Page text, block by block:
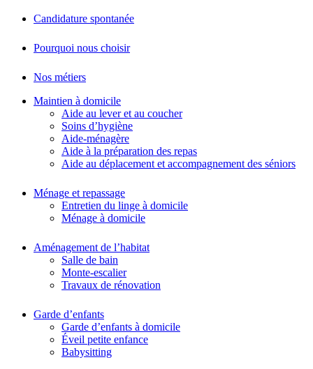
Candidature spontanée
Pourquoi nous choisir
Nos métiers
Maintien à domicile
Aide au lever et au coucher
Soins d’hygiène
Aide-ménagère
Aide à la préparation des repas
Aide au déplacement et accompagnement des séniors
Ménage et repassage
Entretien du linge à domicile
Ménage à domicile
Aménagement de l’habitat
Salle de bain
Monte-escalier
Travaux de rénovation
Garde d’enfants
Garde d’enfants à domicile
Éveil petite enfance
Babysitting